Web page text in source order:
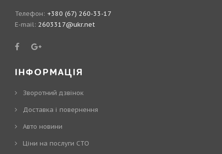
Телефон: +380 (67) 260-33-17
E-mail: 2603317@ukr.net
ІНФОРМАЦІЯ
Зворотний дзвінок
Доставка і повернення
Авто новини
Ціни на послуги СТО